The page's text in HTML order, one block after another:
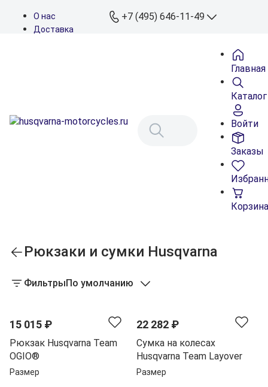
О нас
Доставка
+7 (495) 646-11-49
Главная
Каталог
Войти
Заказы
Корзина
Рюкзаки и сумки Husqvarna
ФильтрыПо умолчанию
15 015 ₽
Рюкзак Husqvarna Team
OGIO®
Размер
22 282 ₽
Сумка на колесах
Husqvarna Team Layover
Размер